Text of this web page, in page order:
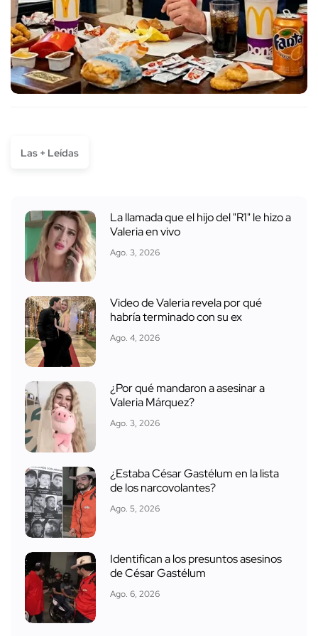
Las + Leídas
La llamada que el hijo del "R1" le hizo a
Valeria en vivo
Ago. 3, 2026
Video de Valeria revela por qué
habría terminado con su ex
Ago. 4, 2026
¿Por qué mandaron a asesinar a
Valeria Márquez?
Ago. 3, 2026
¿Estaba César Gastélum en la lista
de los narcovolantes?
Ago. 5, 2026
Identifican a los presuntos asesinos
de César Gastélum
Ago. 6, 2026